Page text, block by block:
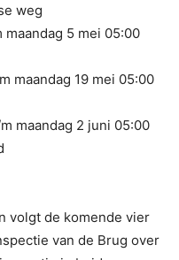
weg
5 mei 05:00
maandag 19 mei 05:00
maandag 2 juni 05:00
volgt de komende vier
van de Brug over